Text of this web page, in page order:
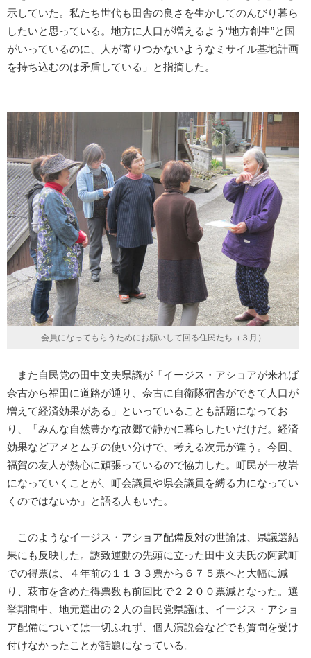
示していた。私たち世代も田舎の良さを生かしてのんびり暮ら
したいと思っている。地方に人口が増えるよう“地方創生”と国
がいっているのに、人が寄りつかないようなミサイル基地計画
を持ち込むのは矛盾している」と指摘した。
会員になってもらうためにお願いして回る住民たち（３月）
また自民党の田中文夫県議が「イージス・アショアが来れば
奈古から福田に道路が通り、奈古に自衛隊宿舎ができて人口が
増えて経済効果がある」といっていることも話題になってお
り、「みんな自然豊かな故郷で静かに暮らしたいだけだ。経済
効果などアメとムチの使い分けで、考える次元が違う。今回、
福賀の友人が熱心に頑張っているので協力した。町民が一枚岩
になっていくことが、町会議員や県会議員を縛る力になってい
くのではないか」と語る人もいた。
このようなイージス・アショア配備反対の世論は、県議選結
果にも反映した。誘致運動の先頭に立った田中文夫氏の阿武町
での得票は、４年前の１１３３票から６７５票へと大幅に減
り、萩市を含めた得票数も前回比で２２００票減となった。選
挙期間中、地元選出の２人の自民党県議は、イージス・アショ
ア配備については一切ふれず、個人演説会などでも質問を受け
付けなかったことが話題になっている。